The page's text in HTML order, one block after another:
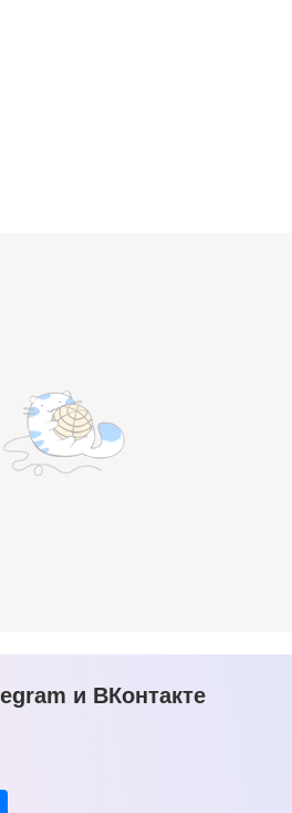
и ВКонтакте